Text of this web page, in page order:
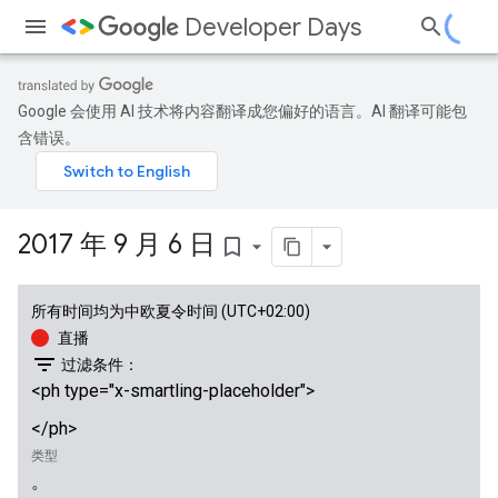
Developer Days
Google 会使用 AI 技术将内容翻译成您偏好的语言。AI 翻译可能包
含错误。
2017 年 9 月 6 日 bookmark_border
所有时间均为中欧夏令时间 (UTC+02:00)
直播
filter_list 过滤条件：
<ph type="x-smartling-placeholder">
</ph>
类型
。